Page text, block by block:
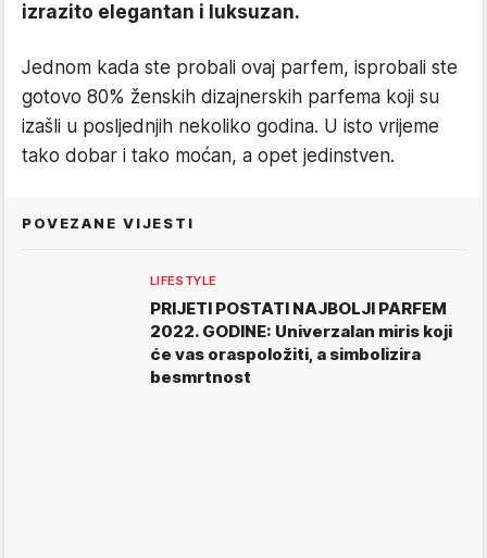
izrazito elegantan i luksuzan.
Jednom kada ste probali ovaj parfem, isprobali ste
gotovo 80% ženskih dizajnerskih parfema koji su
izašli u posljednjih nekoliko godina. U isto vrijeme
tako dobar i tako moćan, a opet jedinstven.
POVEZANE VIJESTI
LIFESTYLE
PRIJETI POSTATI NAJBOLJI PARFEM
2022. GODINE: Univerzalan miris koji
će vas oraspoložiti, a simbolizira
besmrtnost